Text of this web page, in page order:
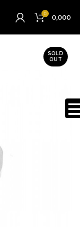
0 0,000
SOLD
OUT